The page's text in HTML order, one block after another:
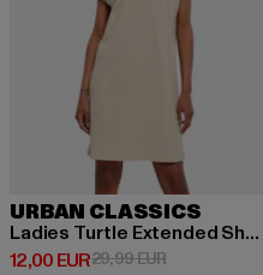
URBAN CLASSICS
Ladies Turtle Extended Shoulder
12,00 EUR
Derzeitiger Preis: 12,00 EUR
29,99 EURAktionspreis: